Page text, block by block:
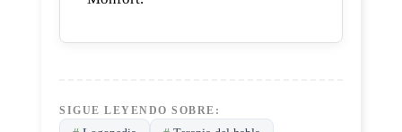
SIGUE LEYENDO SOBRE: